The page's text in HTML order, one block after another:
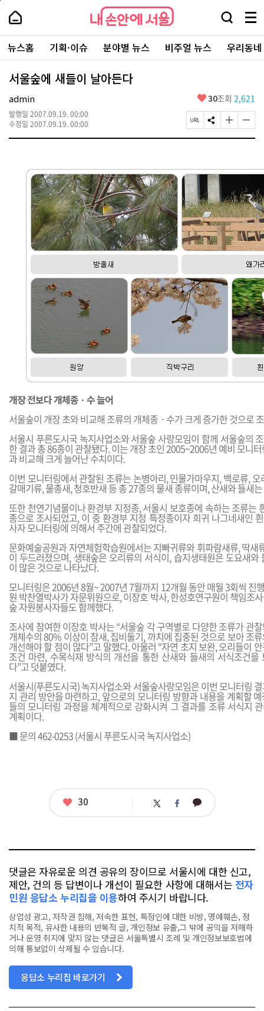
본
로
가
내
손
안
에
서
울
-
서
울
시
대
표
소
내
손
에
울
검
창
열
기
메
뉴
전
체
보
주
요
서
뉴스홈 기획·이슈 분야별 뉴스 비주얼 뉴스 우리동
서울숲에 새들이 날아든다
admin
발행일 2007.09.19. 00:00
수정일 2007.09.19. 00:00
좋
요
30조회 2,621
페
이
L
복
사
S
N
하
기
글
자
게
경
하
기
글
자
게
변
경
하
기
개장 전보다 개체종ㆍ수 늘어
서울숲이 개장 초와 비교해 조류의 개체종ㆍ수가 크게 증가한 것으로
서울시 푸른도시국 녹지사업소와 서울숲 사랑모임이 함께 서울숲의
한 결과 총 86종이 관찰됐다. 이는 개장 초인 2005~2006년 예비 모니
과 비교해 크게 늘어난 수치이다.
이번 모니터링에서 관찰된 조류는 논병아리, 민물가마우지, 백로류,
갈매기류, 물총새, 청호반새 등 총 27종의 물새 종류이며, 산새와 들새
또한 천연기념물이나 환경부 지정종, 서울시 보호종에 속하는 조류는
종으로 조사되었고, 이 중 환경부 지정 특정종이자 희귀 나그네새인
사자 모니터링에 의해서 주간에 관찰되었다.
문화예술공원과 자연체험학습원에서는 지빠귀류와 휘파람새류, 딱새
이 두드러졌으며, 생태숲은 오리류의 서식이, 습지생태원은 도요새와
이 많은 것으로 나타났다.
모니터링은 2006년 8월~ 2007년 7월까지 12개월 동안 매월 3회씩 진
원 박찬열박사가 자문위원으로, 이장호 박사, 한성호연구원이 책임조
숲 자원봉사자들도 함께했다.
조사에 참여한 이장호 박사는 “서울숲 각 구역별로 다양한 조류가 관
개체수의 80% 이상이 참새, 집비둘기, 까치에 집중된 것으로 보아 조
개선해야 할 점이 많다”고 말했다. 아울러 “자연 초지 보완, 오리들이
조건 마련, 수목식재 방식의 개선을 통한 산새와 들새의 서식조건을
다”고 덧붙였다.
서울시(푸른도시국) 녹지사업소와 서울숲사랑모임은 이번 모니터링
지 관리 방안을 마련하고, 앞으로의 모니터링 방향과 내용을 계획할
들의 모니터링 과정을 체계적으로 강화시켜 그 결과를 조류 서식지
계획이다.
■ 문의 462-0253 (서울시 푸른도시국 녹지사업소)
좋
30 트 페 카
댓글은 자유로운 의견 공유의 장이므로 서울시에 대한 신고,
제안, 건의 등 답변이나 개선이 필요한 사항에 대해서는 전자
민원 응답소 누리집을 이용하여 주시기 바랍니다.
상업성 광고, 저작권 침해, 저속한 표현, 특정인에 대한 비방, 명예훼손, 정
치적 목적, 유사한 내용의 반복적 글, 개인정보 유출,그 밖에 공익을 저해하
거나 운영 취지에 맞지 않는 댓글은 서울특별시 조례 및 개인정보보호법에
의해 통보없이 삭제될 수 있습니다.
응답소 누리집 바로가기
페
상
단
로